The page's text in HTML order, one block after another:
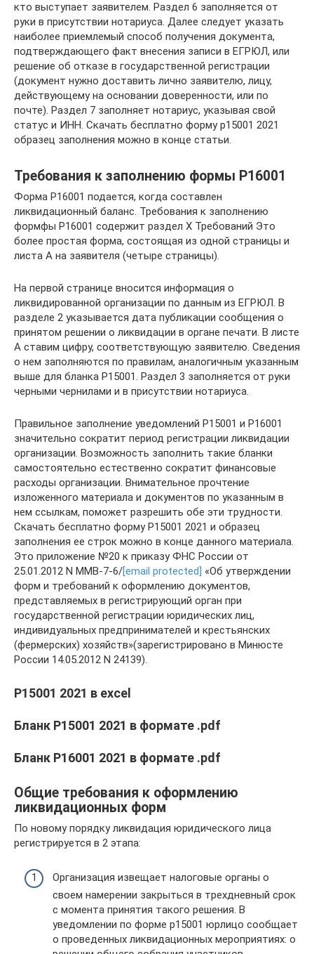
кто выступает заявителем. Раздел 6 заполняется от
руки в присутствии нотариуса. Далее следует указать
наиболее приемлемый способ получения документа,
подтверждающего факт внесения записи в ЕГРЮЛ, или
решение об отказе в государственной регистрации
(документ нужно доставить лично заявителю, лицу,
действующему на основании доверенности, или по
почте). Раздел 7 заполняет нотариус, указывая свой
статус и ИНН. Скачать бесплатно форму р15001 2021
образец заполнения можно в конце статьи.
Требования к заполнению формы Р16001
Форма Р16001 подается, когда составлен
ликвидационный баланс. Требования к заполнению
формфы Р16001 содержит раздел Х Требований Это
более простая форма, состоящая из одной страницы и
листа А на заявителя (четыре страницы).
На первой странице вносится информация о
ликвидированной организации по данным из ЕГРЮЛ. В
разделе 2 указывается дата публикации сообщения о
принятом решении о ликвидации в органе печати. В листе
А ставим цифру, соответствующую заявителю. Сведения
о нем заполняются по правилам, аналогичным указанным
выше для бланка Р15001. Раздел 3 заполняется от руки
черными чернилами и в присутствии нотариуса.
Правильное заполнение уведомлений Р15001 и Р16001
значительно сократит период регистрации ликвидации
организации. Возможность заполнить такие бланки
самостоятельно естественно сократит финансовые
расходы организации. Внимательное прочтение
изложенного материала и документов по указанным в
нем ссылкам, поможет разрешить обе эти трудности.
Скачать бесплатно форму Р15001 2021 и образец
заполнения ее строк можно в конце данного материала.
Это приложение №20 к приказу ФНС России от
25.01.2012 N ММВ-7-6/[email protected] «Об утверждении
форм и требований к оформлению документов,
представляемых в регистрирующий орган при
государственной регистрации юридических лиц,
индивидуальных предпринимателей и крестьянских
(фермерских) хозяйств»(зарегистрировано в Минюсте
России 14.05.2012 N 24139).
Р15001 2021 в excel
Бланк Р15001 2021 в формате .pdf
Бланк Р16001 2021 в формате .pdf
Общие требования к оформлению
ликвидационных форм
По новому порядку ликвидация юридического лица
регистрируется в 2 этапа:
Организация извещает налоговые органы о
своем намерении закрыться в трехдневный срок
с момента принятия такого решения. В
уведомлении по форме р15001 юрлицо сообщает
о проведенных ликвидационных мероприятиях: о